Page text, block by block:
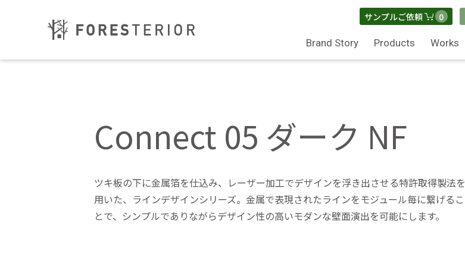
サンプルご依頼 0
Brand Story Products Works
Connect 05 ダーク NF
ツキ板の下に金属箔を仕込み、レーザー加工でデザインを浮き出させる特許取得製法を
用いた、ラインデザインシリーズ。金属で表現されたラインをモジュール毎に繋げるこ
とで、シンプルでありながらデザイン性の高いモダンな壁面演出を可能にします。